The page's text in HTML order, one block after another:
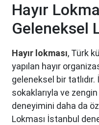
Hayır
Geleneksel
Hayır lokması, Türk
yapılan hayır
geleneksel bir
sokaklarıyla ve
deneyimini daha da
Lokması İstanbul